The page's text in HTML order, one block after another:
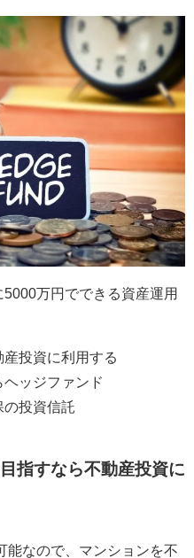
万円でできる資産運用
投資に利用する
ッジファンド
の投資信託
指すなら不動産投資に
能なので、マンションを不